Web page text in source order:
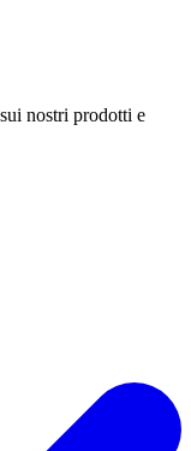
nostri prodotti e